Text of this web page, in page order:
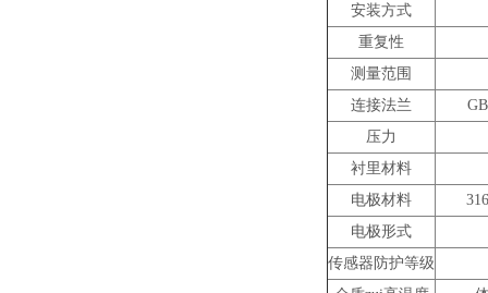
安装方式
重复性
测量范围
连接法兰
压力
衬里材料
电极材料
电极形式
传感器防护等级